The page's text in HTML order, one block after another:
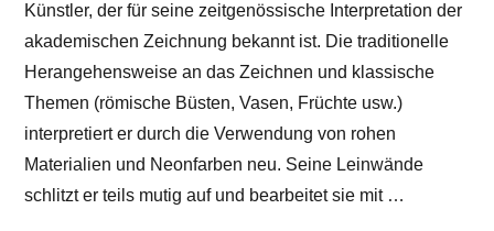
Künstler, der für seine zeitgenössische Interpretation der
akademischen Zeichnung bekannt ist. Die traditionelle
Herangehensweise an das Zeichnen und klassische
Themen (römische Büsten, Vasen, Früchte usw.)
interpretiert er durch die Verwendung von rohen
Materialien und Neonfarben neu. Seine Leinwände
schlitzt er teils mutig auf und bearbeitet sie mit …